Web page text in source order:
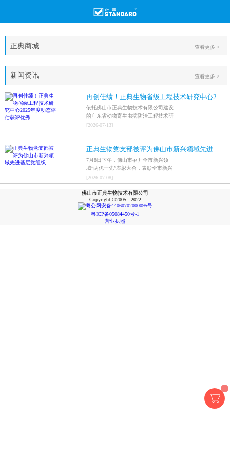
正典商城 查看更多 >
新闻资讯
再创佳绩！正典生物省级工程技术研究中心2025年度动态评估获评优秀
依托佛山市正典生物技术有限公司建设
的广东省动物寄生虫病防治工程技术研
究中心，在全省参评科研平台中综合表
现突出，成功获评最高评价等级“优
[2026-07-13]
正典生物党支部被评为佛山市新兴领域先进基层党组织
7月8日下午，佛山市召开全市新兴领
域“两优一先”表彰大会，表彰全市新兴
领域优秀共产党员、优秀党务工作者和
先进基层党组织，中共佛山市正典生物
技术有限公司支部委员会被评为佛山市
新兴领域先进基层党组织。
[2026-07-08]
查看更多 >
佛山市正典生物技术有限公司
Copyright ©2005 - 2022
粤公网安备44060702000095号
粤ICP备05084450号-1
营业执照